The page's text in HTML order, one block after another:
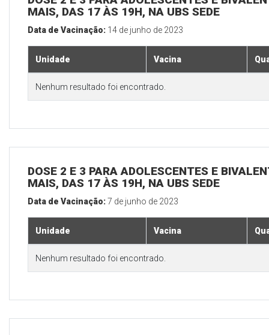
MAIS, DAS 17 ÀS 19H, NA UBS SEDE
Data de Vacinação: 14 de junho de 2023
Unidade Vacina
Nenhum resultado foi encontrado.
DOSE 2 E 3 PARA ADOLESCENTES E
MAIS, DAS 17 ÀS 19H, NA UBS SEDE
Data de Vacinação:7 de junho de 2023
Unidade Vacina
Nenhum resultado foi encontrado.